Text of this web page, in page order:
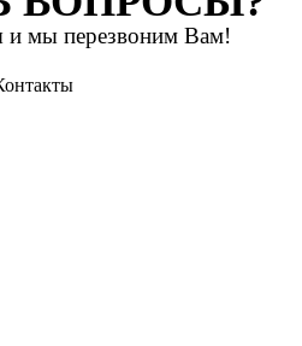
и мы перезвоним Вам!